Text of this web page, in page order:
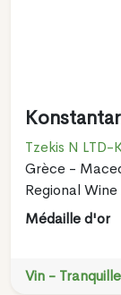
Tzekis N
Grèce -
Regional
Médaille d'or
Vin - Tranquille